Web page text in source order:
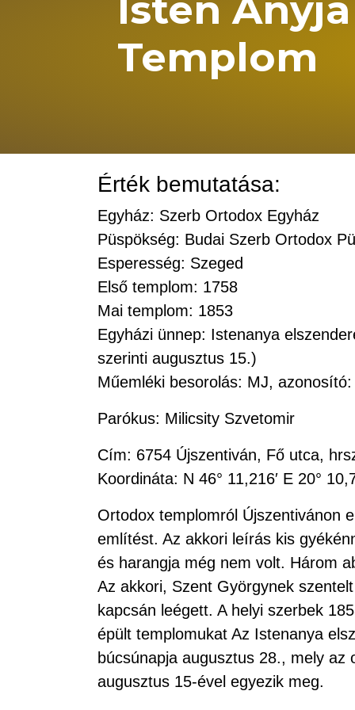
Isten
Templom
Érték bemutatása:
Egyház: Szerb Ortodox Egyház
Püspökség: Budai Szerb Ortodox
Esperesség: Szeged
Első templom: 1758
Mai templom: 1853
Egyházi ünnep: Istenanya
szerinti augusztus 15.)
Műemléki besorolás: MJ,
Parókus: Milicsity Szvetomir
Cím: 6754 Újszentiván, Fő utca,
Koordináta: N 46° 11,216′ E 20°
Ortodox templomról Újszentivánon
említést. Az akkori leírás kis
és harangja még nem volt. Három
Az akkori, Szent Györgynek
kapcsán leégett. A helyi szerbek
épült templomukat Az Istenanya
búcsúnapja augusztus 28., mely
augusztus 15-ével egyezik meg.